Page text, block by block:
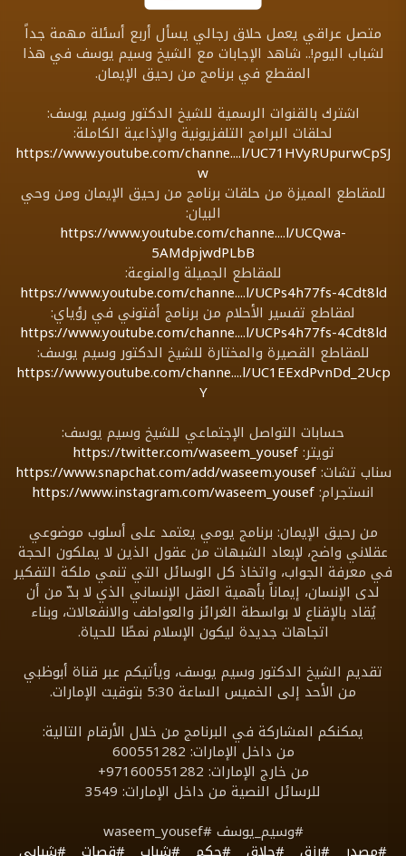
متصل عراقي يعمل حلاق رجالي يسأل أربع أسئلة مهمة جداً
لشباب اليوم!.. شاهد الإجابات مع الشيخ وسيم يوسف في هذا
المقطع في برنامج من رحيق الإيمان.
اشترك بالقنوات الرسمية للشيخ الدكتور وسيم يوسف:
لحلقات البرامج التلفزيونية والإذاعية الكاملة:
https://www.youtube.com/channe....l/UC71HVyRUpurwCpSJ
w
للمقاطع المميزة من حلقات برنامج من رحيق الإيمان ومن وحي
البيان:
https://www.youtube.com/channe....l/UCQwa-
5AMdpjwdPLbB
للمقاطع الجميلة والمنوعة:
https://www.youtube.com/channe....l/UCPs4h77fs-4Cdt8ld
لمقاطع تفسير الأحلام من برنامج أفتوني في رؤياي:
https://www.youtube.com/channe....l/UCPs4h77fs-4Cdt8ld
للمقاطع القصيرة والمختارة للشيخ الدكتور وسيم يوسف:
https://www.youtube.com/channe....l/UC1EExdPvnDd_2Ucp
Y
حسابات التواصل الإجتماعي للشيخ وسيم يوسف:
تويتر:https://twitter.com/waseem_yousef
سناب تشات:https://www.snapchat.com/add/waseem.yousef
انستجرام:https://www.instagram.com/waseem_yousef
من رحيق الإيمان: برنامج يومي يعتمد على أسلوب موضوعي
عقلاني واضح، لإبعاد الشبهات من عقول الذين لا يملكون الحجة
في معرفة الجواب، واتخاذ كل الوسائل التي تنمي ملكة التفكير
لدى الإنسان، إيماناً بأهمية العقل الإنساني الذي لا بدّ من أن
يُقاد بالإقناع لا بواسطة الغرائز والعواطف والانفعالات، وبناء
اتجاهات جديدة ليكون الإسلام نمطًا للحياة.
تقديم الشيخ الدكتور وسيم يوسف، ويأتيكم عبر قناة أبوظبي
من الأحد إلى الخميس الساعة 5:30 بتوقيت الإمارات.
يمكنكم المشاركة في البرنامج من خلال الأرقام التالية:
من داخل الإمارات: 600551282
من خارج الإمارات: 971600551282+
للرسائل النصية من داخل الإمارات: 3549
#وسيم_يوسف #waseem_yousef